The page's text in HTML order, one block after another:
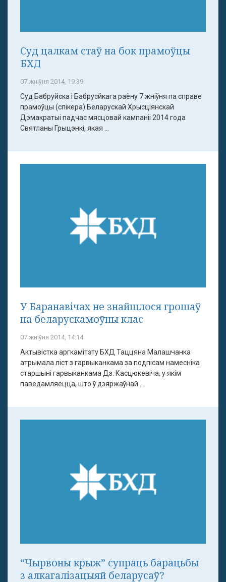
Суд цалкам стаў на бок прамоўцы
БХД
07 жніўня 2014, 19:39
Суд Бабруйска і Бабрусйкага раёну 7 жніўня па справе
прамоўцы (спікера) Беларускай Хрысціянскай
Дэмакратыі падчас мясцовай кампаніі 2014 года
Святланы Грыцэнкі, якая ...
У Баранавічах не знайшлося грошаў
на беларускамоўны клас
07 жніўня 2014, 14:14
Актывістка аргкамітэту БХД Таццяна Малашчанка
атрымала ліст з гарвыканкама за подпісам намесніка
старшыні гарвыканкама Дз. Касцюкевіча, у якім
паведамляецца, што ў дзяржаўнай ...
“Чырвоны крыж” супраць барацьбы
з алкагалізацыяй беларусаў?